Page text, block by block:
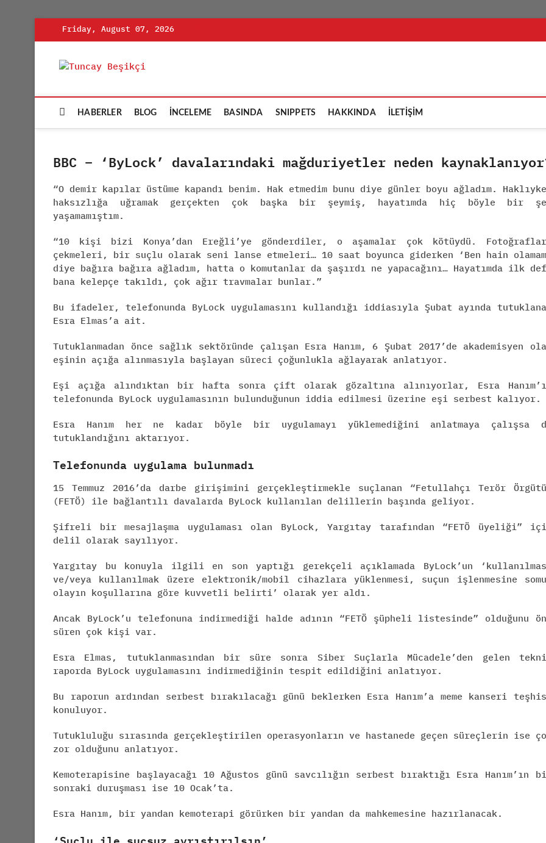
Friday, August 07, 2026
HABERLER BLOG İNCELEME BASINDA SNIPPETS HAKKINDA İLETİŞİM
BBC – ‘ByLock’ davalarındaki mağduriyetler neden
“O demir kapılar üstüme kapandı benim. Hak etmedim bunu diye günler boyu ağladım.
haksızlığa uğramak gerçekten çok başka bir şeymiş, hayatımda hiç böyle bir
yaşamamıştım.
“10 kişi bizi Konya’dan Ereğli’ye gönderdiler, o aşamalar çok kötüydü.
çekmeleri, bir suçlu olarak seni lanse etmeleri… 10 saat boyunca giderken ‘Ben hain
diye bağıra bağıra ağladım, hatta o komutanlar da şaşırdı ne yapacağını… Hayatımda ilk
bana kelepçe takıldı, çok ağır travmalar bunlar.”
Bu ifadeler, telefonunda ByLock uygulamasını kullandığı iddiasıyla Şubat ayında
Esra Elmas’a ait.
Tutuklanmadan önce sağlık sektöründe çalışan Esra Hanım, 6 Şubat 2017’de akademisyen
eşinin açığa alınmasıyla başlayan süreci çoğunlukla ağlayarak anlatıyor.
Eşi açığa alındıktan bir hafta sonra çift olarak gözaltına alınıyorlar, Esra
telefonunda ByLock uygulamasının bulunduğunun iddia edilmesi üzerine eşi serbest kalıyor.
Esra Hanım her ne kadar böyle bir uygulamayı yüklemediğini anlatmaya çalışsa
tutuklandığını aktarıyor.
Telefonunda uygulama bulunmadı
15 Temmuz 2016’da darbe girişimini gerçekleştirmekle suçlanan “Fetullahçı Terör
(FETÖ) ile bağlantılı davalarda ByLock kullanılan delillerin başında geliyor.
Şifreli bir mesajlaşma uygulaması olan ByLock, Yargıtay tarafından “FETÖ üyeliği”
delil olarak sayılıyor.
Yargıtay bu konuyla ilgili en son yaptığı gerekçeli açıklamada ByLock’un
ve/veya kullanılmak üzere elektronik/mobil cihazlara yüklenmesi, suçun işlenmesine
olayın koşullarına göre kuvvetli belirti’ olarak yer aldı.
Ancak ByLock’u telefonuna indirmediği halde adının “FETÖ şüpheli listesinde” olduğunu
süren çok kişi var.
Esra Elmas, tutuklanmasından bir süre sonra Siber Suçlarla Mücadele’den gelen
raporda ByLock uygulamasını indirmediğinin tespit edildiğini anlatıyor.
Bu raporun ardından serbest bırakılacağı günü beklerken Esra Hanım’a meme kanseri
konuluyor.
Tutukluluğu sırasında gerçekleştirilen operasyonların ve hastanede geçen süreçlerin ise
zor olduğunu anlatıyor.
Kemoterapisine başlayacağı 10 Ağustos günü savcılığın serbest bıraktığı Esra Hanım’ın
sonraki duruşması ise 10 Ocak’ta.
Esra Hanım, bir yandan kemoterapi görürken bir yandan da mahkemesine hazırlanacak.